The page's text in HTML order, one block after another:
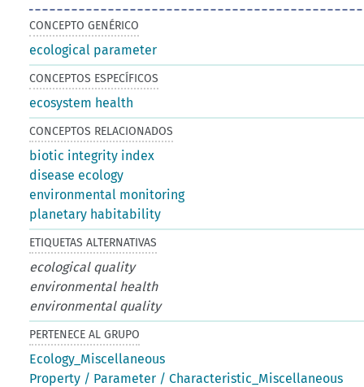
CONCEPTO GENÉRICO
ecological parameter
CONCEPTOS ESPECÍFICOS
ecosystem health
CONCEPTOS RELACIONADOS
biotic integrity index
disease ecology
environmental monitoring
planetary habitability
ETIQUETAS ALTERNATIVAS
ecological quality
environmental health
environmental quality
PERTENECE AL GRUPO
Ecology_Miscellaneous
Property / Parameter / Characteristic_Miscellaneous